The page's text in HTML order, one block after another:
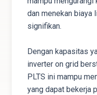
dan menekan biaya
signifikan.
Dengan kapasitas
inverter on grid
PLTS ini mampu
yang dapat bekerja